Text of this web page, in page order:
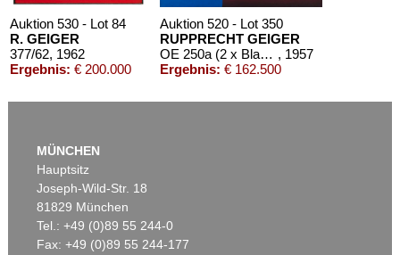
Auktion 530 - Lot 84
R. GEIGER
377/62, 1962
Ergebnis: € 200.000
Auktion 520 - Lot 350
RUPPRECHT GEIGER
OE 250a (2 x Blau vor Rot) , 1957
Ergebnis: € 162.500
MÜNCHEN
Hauptsitz
Joseph-Wild-Str. 18
81829 München
Tel.: +49 (0)89 55 244-0
Fax: +49 (0)89 55 244-177